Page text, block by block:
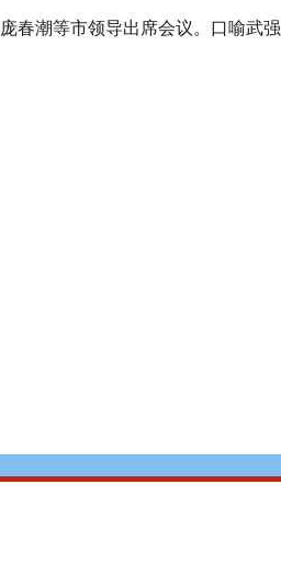
春潮等市领导出席会议。口喻武强